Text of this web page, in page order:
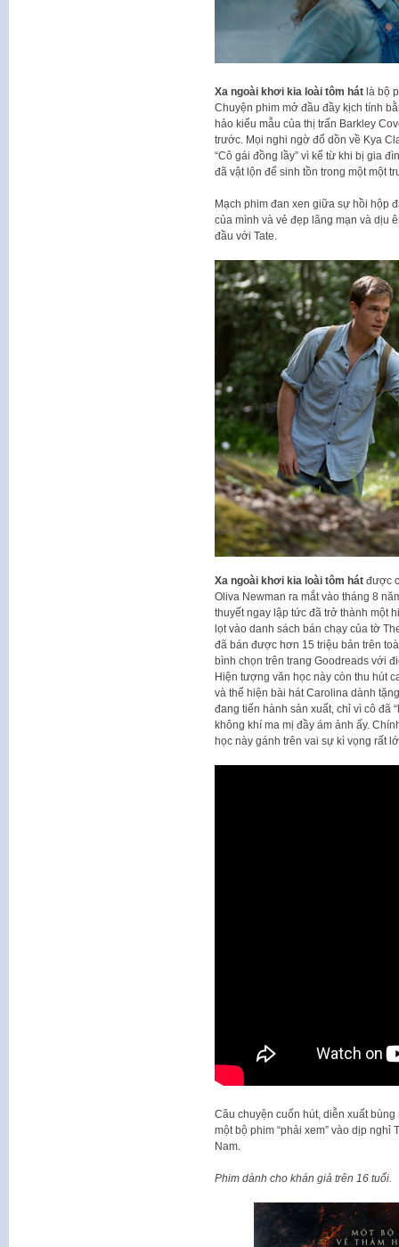
Xa ngoài khơi kia loài tôm hátlà bộ
Chuyện phim mở đầu đầy kịch tính
hảo kiểu mẫu của thị trấn Barkley
trước. Mọi nghi ngờ đổ dồn về Kya
“Cô gái đồng lầy” vì kể từ khi bị gia
đã vật lộn để sinh tồn trong một một
Mạch phim đan xen giữa sự hồi hộp
của mình và vẻ đẹp lãng mạn và dịu
đầu với Tate.
Xa ngoài khơi kia loài tôm hátđược
Oliva Newman ra mắt vào tháng 8
thuyết ngay lập tức đã trở thành một
lọt vào danh sách bán chạy của tờ
đã bán được hơn 15 triệu bản trên
bình chọn trên trang Goodreads với
Hiện tượng văn học này còn thu hút
và thể hiện bài hát Carolina dành
đang tiến hành sản xuất, chỉ vì cô đã
không khí ma mị đầy ám ảnh ấy.
học này gánh trên vai sự kì vọng rất
Câu chuyện cuốn hút, diễn xuất
một bộ phim “phải xem” vào dịp
Nam.
Phim dành cho khán giả trên 16 tuổi.